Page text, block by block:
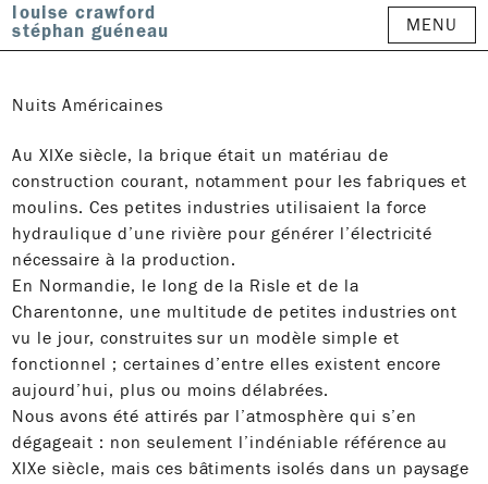
louise crawford
stéphan guéneau
MENU
Nuits Américaines
Au XIXe siècle, la brique était un matériau de
construction courant, notamment pour les fabriques et
moulins. Ces petites industries utilisaient la force
hydraulique d’une rivière pour générer l’électricité
nécessaire à la production.
En Normandie, le long de la Risle et de la
Charentonne, une multitude de petites industries ont
vu le jour, construites sur un modèle simple et
fonctionnel ; certaines d’entre elles existent encore
aujourd’hui, plus ou moins délabrées.
Nous avons été attirés par l’atmosphère qui s’en
dégageait : non seulement l’indéniable référence au
XIXe siècle, mais ces bâtiments isolés dans un paysage